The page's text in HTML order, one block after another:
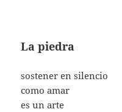
La piedra
sostener en silencio
como amar
es un arte